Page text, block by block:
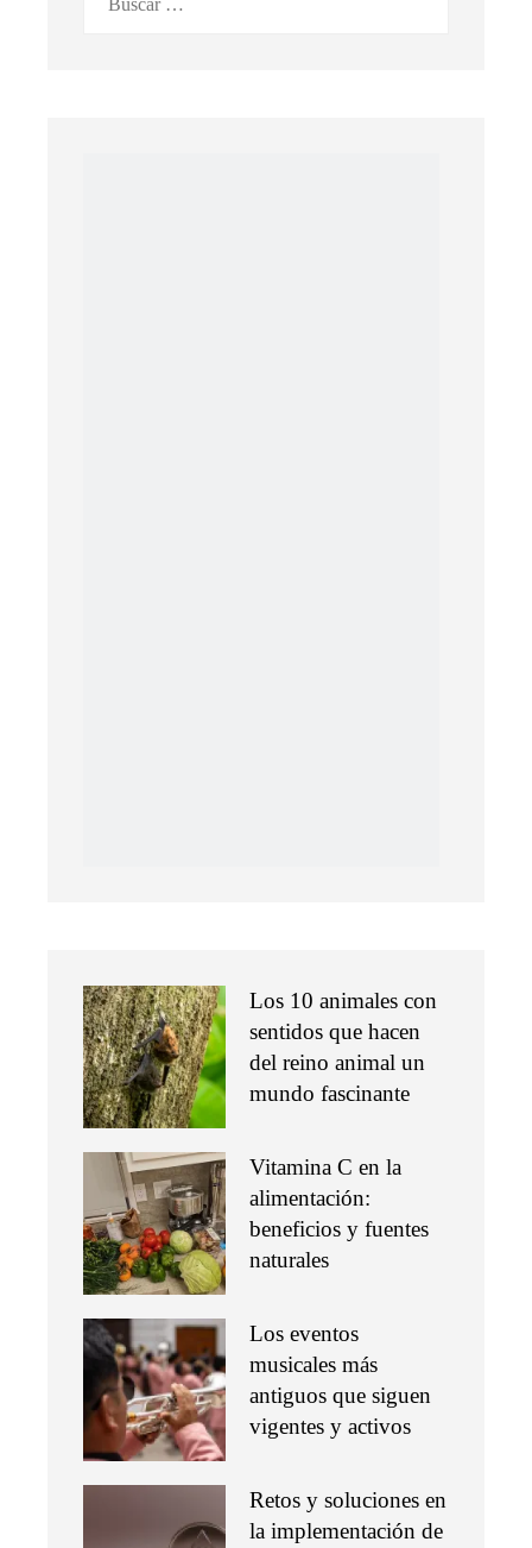
Los 10 animales con
sentidos que hacen
del reino animal un
mundo fascinante
Vitamina C en la
alimentación:
beneficios y fuentes
naturales
Los eventos
musicales más
antiguos que siguen
vigentes y activos
Retos y soluciones en
la implementación de